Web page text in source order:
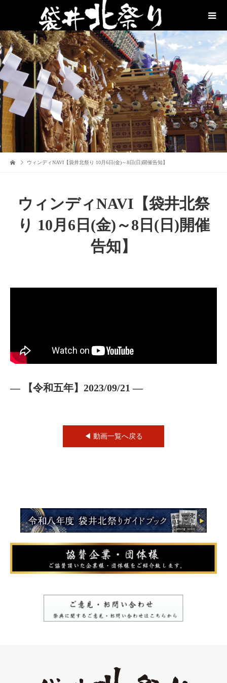
ウィンディNAVI【袋井北祭り 10月6日(金)～8日(日)開催告知】
ウィンディNAVI【袋井北祭
り 10月6日(金)～8日(日)開催
告知】
— 【令和五年】2023/09/21 —
◀︎ 動画一覧へ戻る